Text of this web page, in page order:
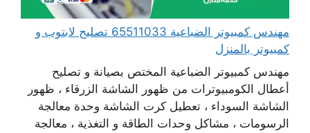
مهندس كمبيوتر الضباعية 65511033 تصليح لابتوب و
كمبيوتر بالمنزل
مهندس كمبيوتر الضباعية المختص بصيانة و تصليح
أعطال الكومبيوترات من ظهور الشاشة الزرقاء ، ظهور
الشاشة السوداء ، تعطيل كرت الشاشة وحدة معالجة
الرسومات ، مشاكل وحدات الطاقة و التغذية ، معالجة